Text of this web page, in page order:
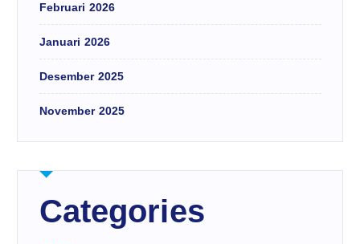
Februari 2026
Januari 2026
Desember 2025
November 2025
Categories